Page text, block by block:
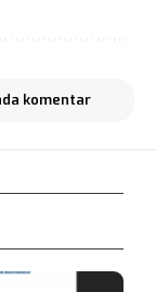
komentar